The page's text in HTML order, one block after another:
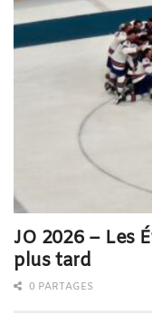
JO 2026 – Les
plus tard
0 PARTAGES